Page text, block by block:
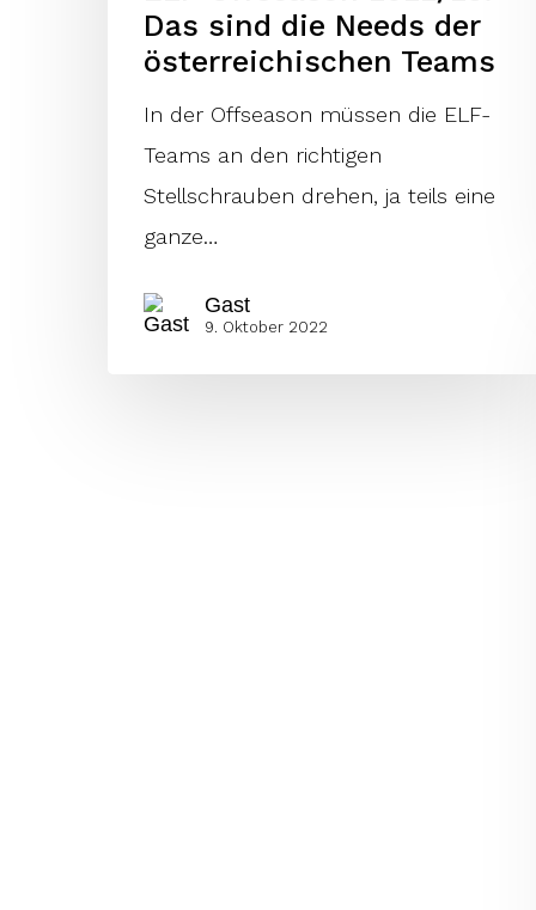
Das sind die Needs der
österreichischen Teams
In der Offseason müssen die ELF-
Teams an den richtigen
Stellschrauben drehen, ja teils eine
ganze…
Gast
9. Oktober 2022